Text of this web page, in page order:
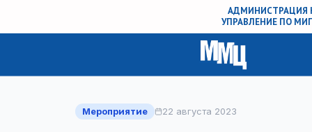
АДМИНИСТРАЦИЯ
УПРАВЛЕНИЕ ПО
Мероприятие 22 августа 2023